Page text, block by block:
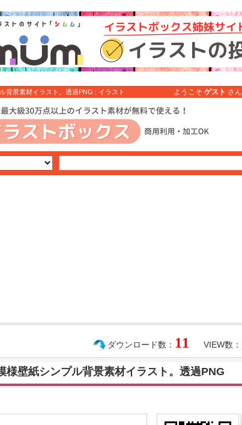
背景素材イラスト。透過PNG : イラスト
ようこそ ゲスト さん
VIEW数：
ダウンロード数： 11
様壁紙シンプル背景素材イラスト。透過PNG